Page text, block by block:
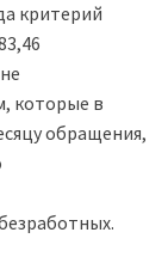
критерий
которые в
обращения,